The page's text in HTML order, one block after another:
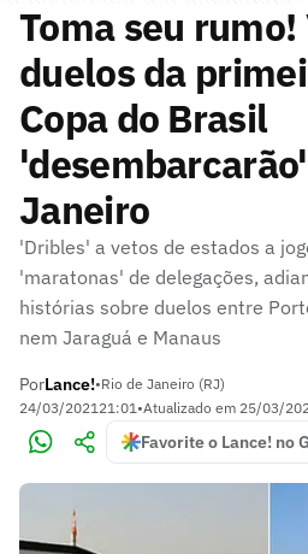
Toma seu
duelos da
Copa do Brasil
Janeiro
'Dribles' a vetos de estados a
'maratonas' de delegações,
histórias sobre duelos entre
nem Jaraguá e Manaus
PorLance!•Rio de Janeiro (RJ)
24/03/202121:01•Atualizado em 25/03/
Favorite o Lance! no